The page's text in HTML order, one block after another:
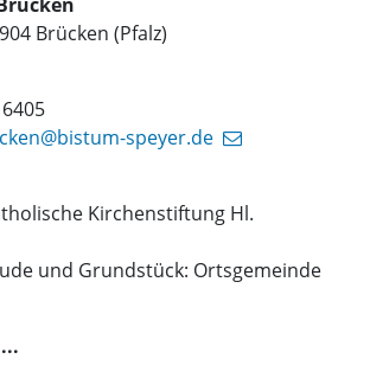
Brücken (Pfalz)
speyer.de
Kirchenstiftung Hl.
und Grundstück: Ortsgemeinde